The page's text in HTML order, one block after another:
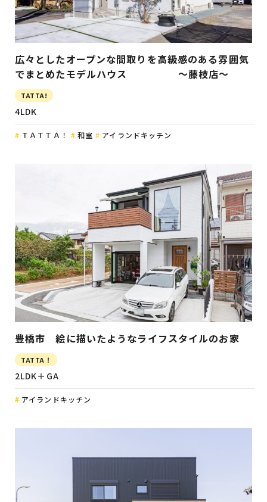
広々としたオープンな間取りを高級感のある雰囲気
でまとめたモデルハウス ～藤枝店～
TATTA!
4LDK
ＴＡＴＴＡ！ 和室 アイランドキッチン
豊橋市 絵に描いたようなライフスタイルのお家
TATTA！
2LDK＋GA
アイランドキッチン